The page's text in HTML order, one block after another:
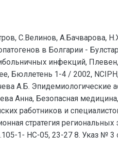
С.Велинов, А.Бачварова,
в Болгарии -
инфекций,
Бюллетень 1-4 / 2002,
А.Б.
Анна, Безопасная
работников и
стратегия
1- HC-05, 23-27 8. Указ №